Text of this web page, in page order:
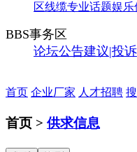
区线缆专业话题娱乐
BBS事务区
论坛公告建议|投
首页 企业厂家 人才招聘
首页 > 供求信息